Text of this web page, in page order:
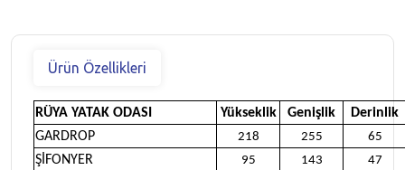
Ürün Özellikleri
RÜYA YATAK ODASI Yükseklik Genişlik
Derinlik
GARDROP
218 255 65
ŞİFONYER 95 143 47